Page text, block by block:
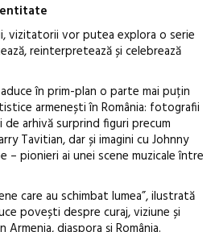
vizitatorii vor putea explora o serie
reinterpretează și celebrează
aduce în prim-plan o parte mai puțin
armenești în România: fotografii
de arhivă surprind figuri precum
Tavitian, dar și imagini cu Johnny
– pionieri ai unei scene muzicale între
care au schimbat lumea”, ilustrată
povești despre curaj, viziune și